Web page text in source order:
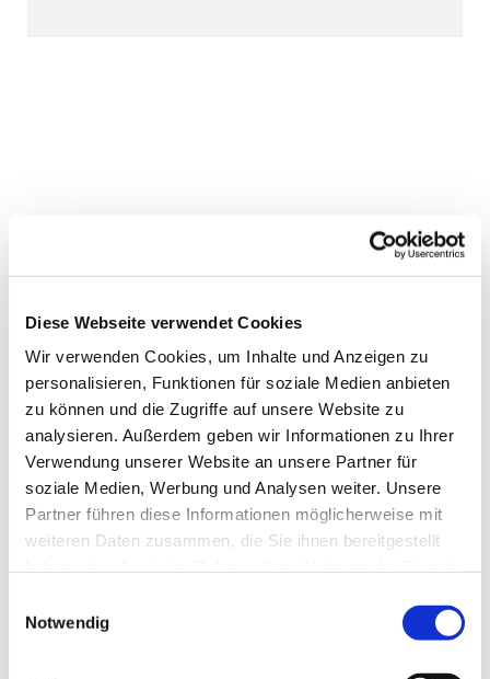
Diese Webseite verwendet Cookies
Wir verwenden Cookies, um Inhalte und Anzeigen zu
personalisieren, Funktionen für soziale Medien anbieten
zu können und die Zugriffe auf unsere Website zu
analysieren. Außerdem geben wir Informationen zu Ihrer
Verwendung unserer Website an unsere Partner für
soziale Medien, Werbung und Analysen weiter. Unsere
Partner führen diese Informationen möglicherweise mit
weiteren Daten zusammen, die Sie ihnen bereitgestellt
Notwendig
Dies könnte Sie auch